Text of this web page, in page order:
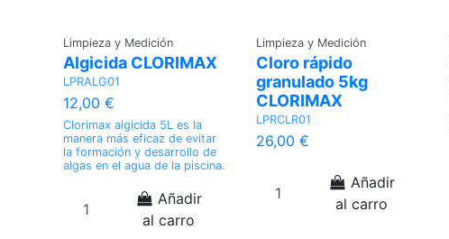
Limpieza y Medición
Algicida CLORIMAX
LPRALG01
12,00 €
Clorimax algicida 5L es la
manera más eficaz de evitar
la formación y desarrollo de
algas en el agua de la piscina.
Añadir
al carro
Limpieza y Medición
Cloro rápido
granulado 5kg
CLORIMAX
LPRCLR01
26,00 €
Añadir
al carro